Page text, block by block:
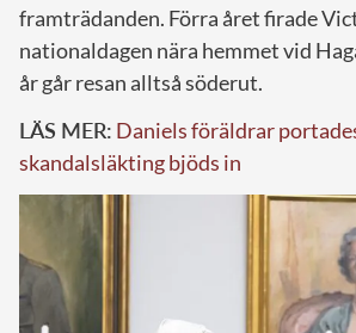
framträdanden. Förra året firade
nationaldagen nära hemmet vid
år går resan alltså söderut.
LÄS MER: Daniels föräldrar
skandalsläkting bjöds in